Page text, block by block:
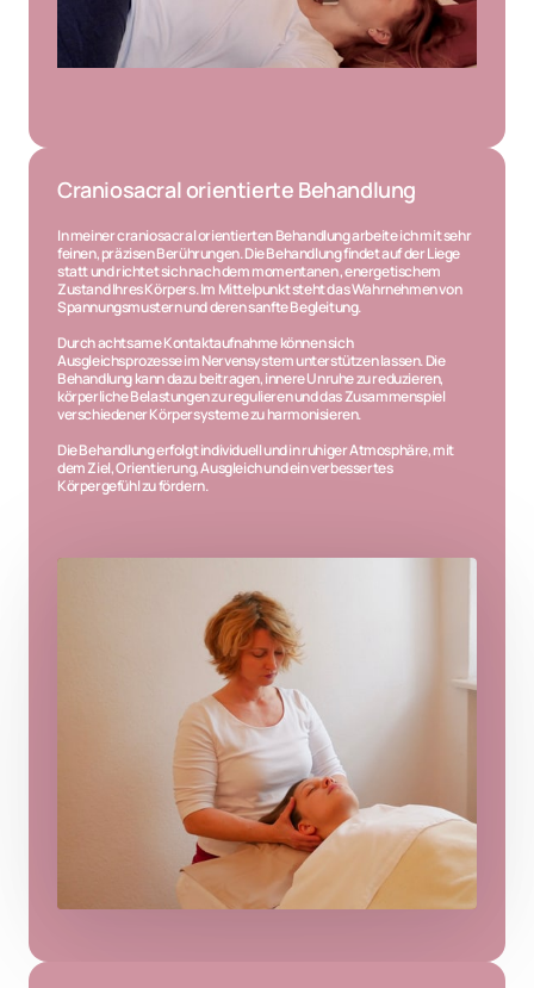
Craniosacral orientierte Behandlung
In meiner craniosacral orientierten Behandlung arbeite ich mit sehr
feinen, präzisen Berührungen. Die Behandlung findet auf der Liege
statt und richtet sich nach dem momentanen , energetischem
Zustand Ihres Körpers. Im Mittelpunkt steht das Wahrnehmen von
Spannungsmustern und deren sanfte Begleitung.
Durch achtsame Kontaktaufnahme können sich
Ausgleichsprozesse im Nervensystem unterstützen lassen. Die
Behandlung kann dazu beitragen, innere Unruhe zu reduzieren,
körperliche Belastungen zu regulieren und das Zusammenspiel
verschiedener Körpersysteme zu harmonisieren.
Die Behandlung erfolgt individuell und in ruhiger Atmosphäre, mit
dem Ziel, Orientierung, Ausgleich und ein verbessertes
Körpergefühl zu fördern.